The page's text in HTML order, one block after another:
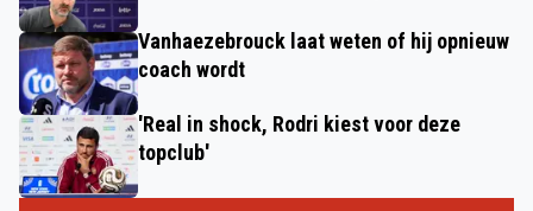
Vanhaezebrouck laat weten of hij opnieuw
coach wordt
'Real in shock, Rodri kiest voor deze
topclub'